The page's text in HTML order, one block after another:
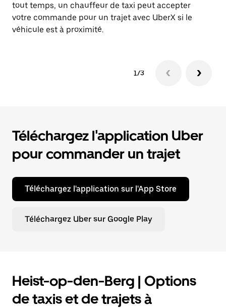
tout temps, un chauffeur de taxi peut accepter
votre commande pour un trajet avec UberX si le
véhicule est à proximité.
1/3
Téléchargez l'application Uber
pour commander un trajet
Téléchargez l'application sur l'App Store
Téléchargez Uber sur Google Play
Heist-op-den-Berg | Options
de taxis et de trajets à